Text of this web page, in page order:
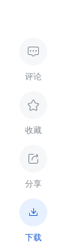

评论

收藏

分享

下载